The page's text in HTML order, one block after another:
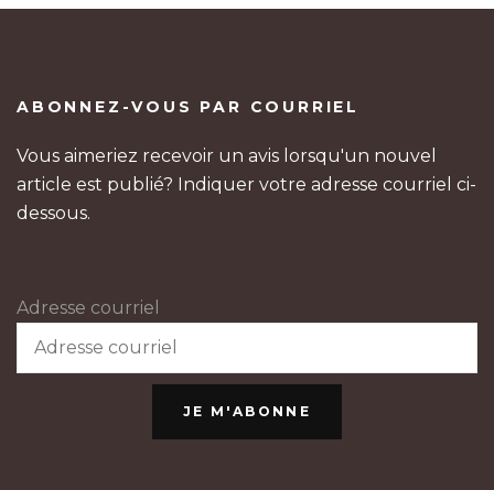
ABONNEZ-VOUS PAR COURRIEL
Vous aimeriez recevoir un avis lorsqu'un nouvel
article est publié? Indiquer votre adresse courriel ci-
dessous.
Adresse courriel
JE M'ABONNE